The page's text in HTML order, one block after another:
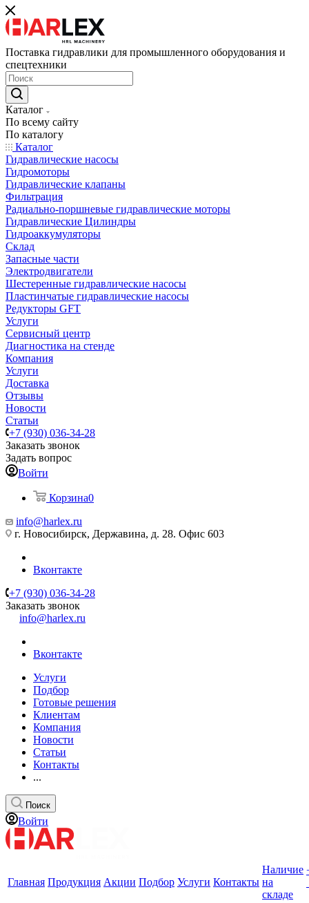
Поставка гидравлики для промышленного оборудования и
спецтехники
Каталог
По всему сайту
По каталогу
Каталог
Гидравлические насосы
Гидромоторы
Гидравлические клапаны
Фильтрация
Радиально-поршневые гидравлические моторы
Гидравлические Цилиндры
Гидроаккумуляторы
Склад
Запасные части
Электродвигатели
Шестеренные гидравлические насосы
Пластинчатые гидравлические насосы
Редукторы GFT
Услуги
Сервисный центр
Диагностика на стенде
Компания
Услуги
Доставка
Отзывы
Новости
Статьи
+7 (930) 036-34-28
Заказать звонок
Задать вопрос
Войти
Корзина0
info@harlex.ru
г. Новосибирск, Державина, д. 28. Офис 603
Вконтакте
+7 (930) 036-34-28
Заказать звонок
info@harlex.ru
Вконтакте
Услуги
Подбор
Готовые решения
Клиентам
Компания
Новости
Статьи
Контакты
...
Поиск
Войти
Главная Продукция Акции Подбор Услуги Контакты
Наличие
на
складе